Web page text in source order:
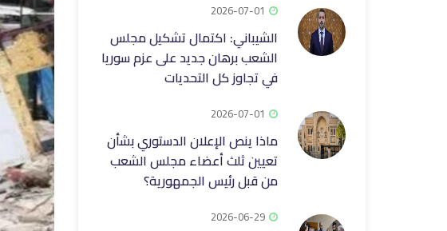
2026-07-01
الشيباني: اكتمال تشكيل مجلس
الشعب برهان جديد على عزم سوريا
‏في تجاوز كل التحديات
2026-07-01
ماذا ينص الإعلان الدستوري بشأن
تعيين ثلث أعضاء مجلس الشعب
من قبل رئيس الجمهورية؟
2026-06-29